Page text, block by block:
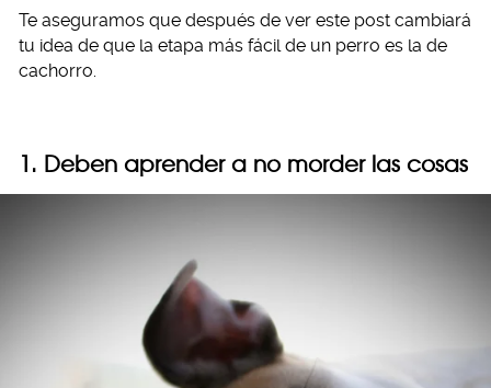
Te aseguramos que después de ver este post cambiará
tu idea de que la etapa más fácil de un perro es la de
cachorro.
1. Deben aprender a no morder las cosas